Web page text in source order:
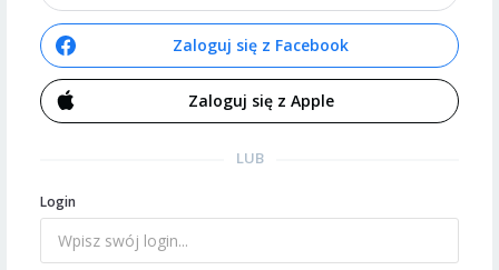
Zaloguj się z Facebook
Zaloguj się z Apple
LUB
Login